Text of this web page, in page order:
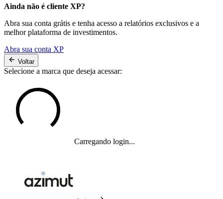
Ainda não é cliente XP?
Abra sua conta grátis e tenha acesso a relatórios exclusivos e a
melhor plataforma de investimentos.
Abra sua conta XP
Voltar
Selecione a marca que deseja acessar:
Carregando login...